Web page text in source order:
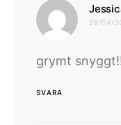
29/04/
grymt
SVARA